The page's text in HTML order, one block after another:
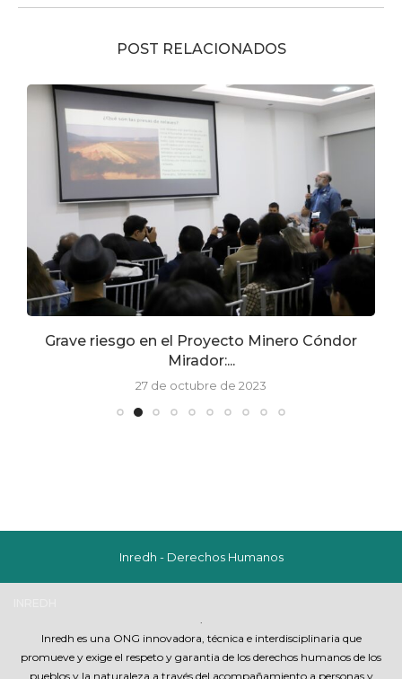
POST RELACIONADOS
Grave riesgo en el Proyecto Minero Cóndor
Mirador:...
27 de octubre de 2023
Inredh - Derechos Humanos
Inredh es una ONG innovadora, técnica e interdisciplinaria que
promueve y exige el respeto y garantia de los derechos humanos de los
pueblos y la naturaleza a través del acompañamiento a personas y